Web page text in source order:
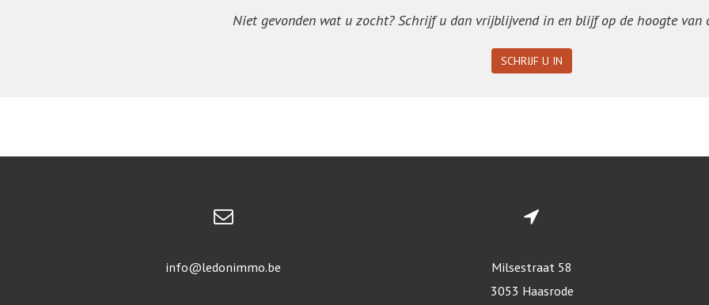
Niet gevonden wat u zocht? Schrijf u dan vrijblijvend in en blijf op de hoogte van
SCHRIJF U IN
info@ledonimmo.be
Milsestraat 58
3053 Haasrode